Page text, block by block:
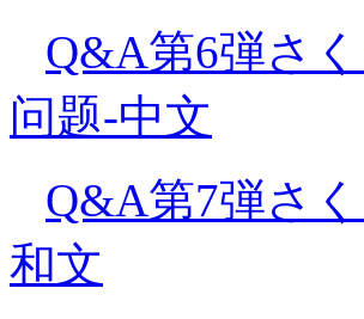
Q&A第6弾さ
问题-中文
Q&A第7弾さ
和文